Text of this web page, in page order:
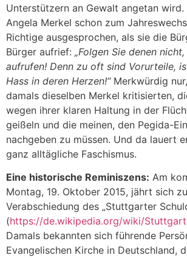
Unterstützern an Gewalt angetan
Angela Merkel schon zum
Richtige ausgesprochen, als sie die
Bürger aufrief: „Folgen Sie denen
aufrufen! Denn zu oft sind Vorurteile,
Hass in deren Herzen!“Merkwürdig
damals dieselben Merkel kritisierten,
wegen ihrer klaren Haltung in der
geißeln und die meinen, den Pegida-
nachgeben zu müssen. Und da lauert
ganz alltägliche Faschismus.
Eine historische Reminiszens: Am
Montag, 19. Oktober 2015, jährt sich
Verabschiedung des „Stuttgarter
(https://de.wikipedia.org/wiki/
Damals bekannten sich führende
Evangelischen Kirche in Deutschland,